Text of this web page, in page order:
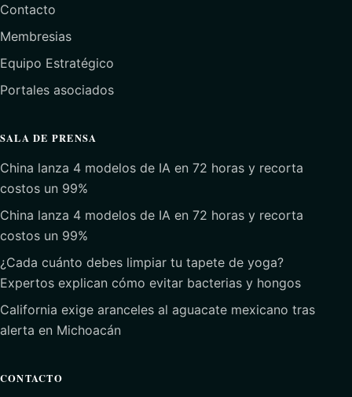
Contacto
Membresias
Equipo Estratégico
Portales asociados
SALA DE PRENSA
China lanza 4 modelos de IA en 72 horas y recorta
costos un 99%
China lanza 4 modelos de IA en 72 horas y recorta
costos un 99%
¿Cada cuánto debes limpiar tu tapete de yoga?
Expertos explican cómo evitar bacterias y hongos
California exige aranceles al aguacate mexicano tras
alerta en Michoacán
CONTACTO